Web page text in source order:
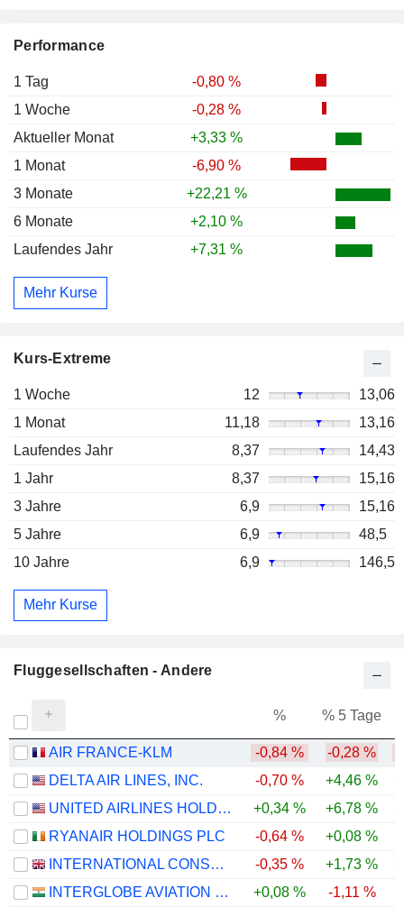
Performance
1 Tag
-0,80 %
1 Woche
-0,28 %
Aktueller Monat
+3,33 %
1 Monat
-6,90 %
3 Monate
+22,21 %
6 Monate
+2,10 %
Laufendes Jahr
+7,31 %
Mehr Kurse
Kurs-Extreme
1 Woche 12
13,06
1 Monat
11,18
13,16
Laufendes Jahr
8,37
14,43
1 Jahr
8,37
15,16
3 Jahre
6,9
15,16
5 Jahre
6,9
48,5
10 Jahre
6,9 146,5
Mehr Kurse
Fluggesellschaften - Andere
% % 5 Tage
AIR FRANCE-KLM -0,84 % -0,28 %
DELTA AIR LINES, INC.
-0,70 % +4,46 %
UNITED AIRLINES HOLDINGS, INC.
+0,34 % +6,78 %
RYANAIR HOLDINGS PLC
-0,64 % +0,08 %
INTERNATIONAL CONSOLIDATED AIRLINES GROUP, S.A.
-0,35 % +1,73 %
INTERGLOBE AVIATION LIMITED
+0,08 % -1,11 %